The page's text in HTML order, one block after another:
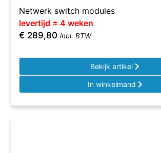
Netwerk switch modules
levertijd ± 4 weken
€ 289,80 incl. BTW
Bekijk artikel
In winkelmand